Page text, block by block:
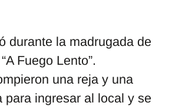
durante la madrugada de
Fuego Lento”.
una reja y una
para ingresar al local y se